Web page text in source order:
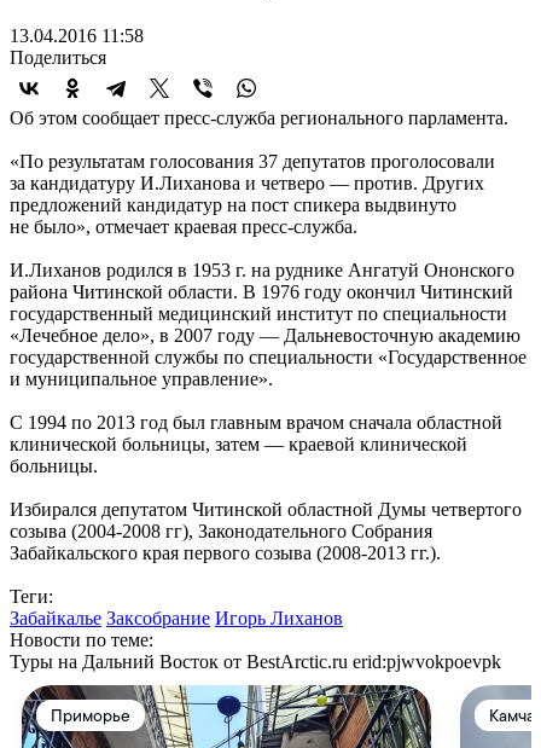
13.04.2016 11:58
Поделиться
Об этом сообщает пресс-служба регионального парламента.
«По результатам голосования 37 депутатов проголосовали
за кандидатуру И.Лиханова и четверо — против. Других
предложений кандидатур на пост спикера выдвинуто
не было», отмечает краевая пресс-служба.
И.Лиханов родился в 1953 г. на руднике Ангатуй Ононского
района Читинской области. В 1976 году окончил Читинский
государственный медицинский институт по специальности
«Лечебное дело», в 2007 году — Дальневосточную академию
государственной службы по специальности «Государственное
и муниципальное управление».
С 1994 по 2013 год был главным врачом сначала областной
клинической больницы, затем — краевой клинической
больницы.
Избирался депутатом Читинской областной Думы четвертого
созыва (2004-2008 гг), Законодательного Собрания
Забайкальского края первого созыва (2008-2013 гг.).
Теги:
Забайкалье Заксобрание Игорь Лиханов
Новости по теме:
Туры на Дальний Восток от BestArctic.ru erid:pjwvokpoevpk